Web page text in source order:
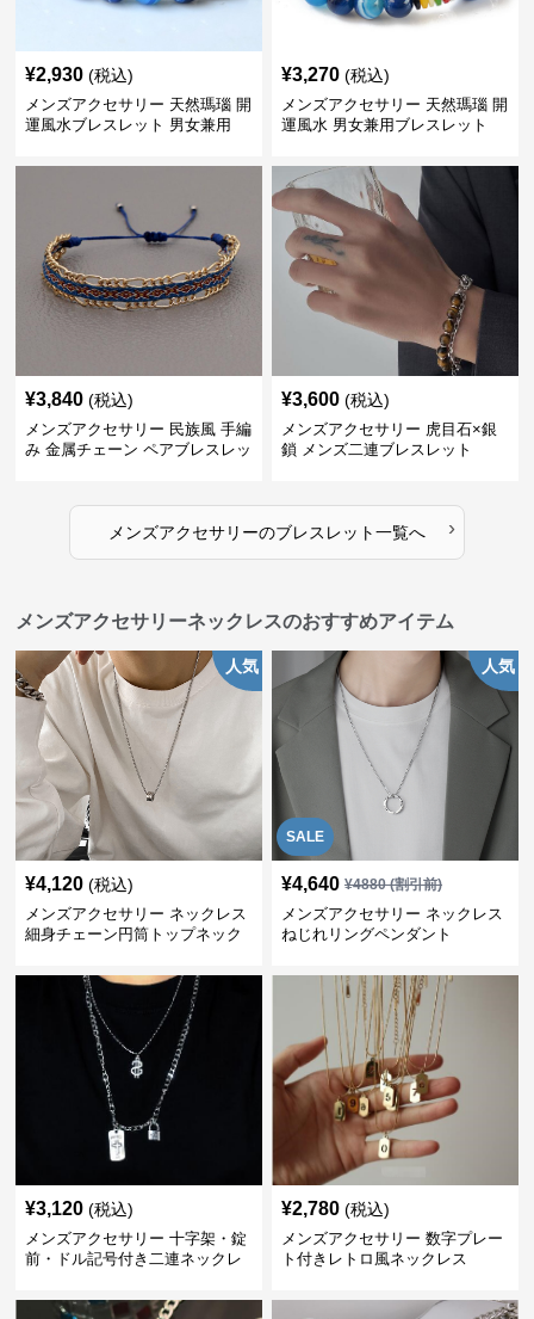
¥2,930 (税込)
メンズアクセサリー 天然瑪瑙 開
運風水ブレスレット 男女兼用
¥3,270 (税込)
メンズアクセサリー 天然瑪瑙 開
運風水 男女兼用ブレスレット
¥3,840 (税込)
メンズアクセサリー 民族風 手編
み 金属チェーン ペアブレスレッ
¥3,600 (税込)
メンズアクセサリー 虎目石×銀
鎖 メンズ二連ブレスレット
メンズアクセサリーのブレスレット一覧へ ›
メンズアクセサリーネックレスのおすすめアイテム
人気
¥4,120 (税込)
メンズアクセサリー ネックレス
細身チェーン円筒トップネック
SALE
人気
¥4,640 ¥4880(割引前)
メンズアクセサリー ネックレス
ねじれリングペンダント
¥3,120 (税込)
メンズアクセサリー 十字架・錠
前・ドル記号付き二連ネックレ
¥2,780 (税込)
メンズアクセサリー 数字プレー
ト付きレトロ風ネックレス